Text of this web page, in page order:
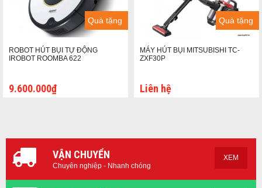
Quà tặng
ROBOT HÚT BỤI TỰ ĐỘNG
IROBOT ROOMBA 622
9.600.000₫
Quà tặng
MÁY HÚT BỤI MITSUBISHI TC-
ZXF30P
Liên hệ
VẬN CHUYỂN
Chuyên nghiệp - Nhanh chóng
XEM